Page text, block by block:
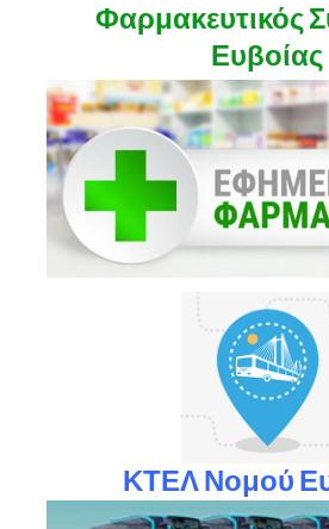
Φαρμακευτικός
Ευβοίας
ΚΤΕΛ Νομού